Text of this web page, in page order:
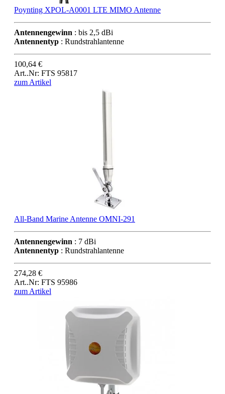
Poynting XPOL-A0001 LTE MIMO Antenne
Antennengewinn : bis 2,5 dBi
Antennentyp : Rundstrahlantenne
100,64 €
Art..Nr: FTS 95817
zum Artikel
All-Band Marine Antenne OMNI-291
Antennengewinn : 7 dBi
Antennentyp : Rundstrahlantenne
274,28 €
Art..Nr: FTS 95986
zum Artikel